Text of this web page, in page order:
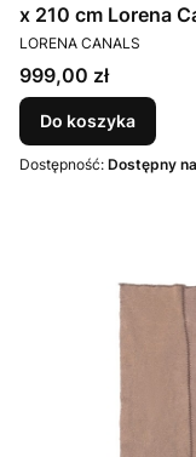
x 210 cm Lorena
PRODUCENT
LORENA CANALS
Cena
999,00 zł
Do koszyka
Dostępność: Dostępny